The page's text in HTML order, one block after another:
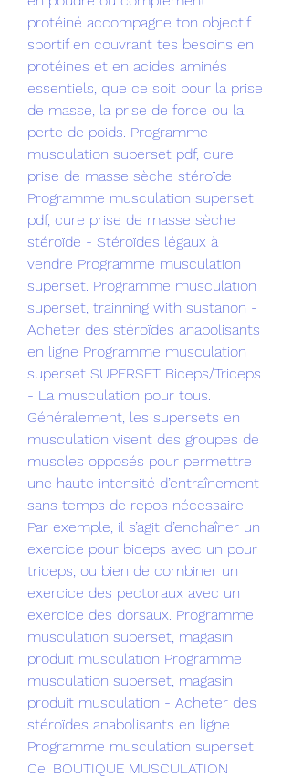
protéiné accompagne ton objectif
sportif en couvrant tes besoins en
protéines et en acides aminés
essentiels, que ce soit pour la prise
de masse, la prise de force ou la
perte de poids. Programme
musculation superset pdf, cure
prise de masse sèche stéroïde
Programme musculation superset
pdf, cure prise de masse sèche
stéroïde - Stéroïdes légaux à
vendre Programme musculation
superset. Programme musculation
superset, trainning with sustanon -
Acheter des stéroïdes anabolisants
en ligne Programme musculation
superset SUPERSET Biceps/Triceps
- La musculation pour tous.
Généralement, les supersets en
musculation visent des groupes de
muscles opposés pour permettre
une haute intensité d’entraînement
sans temps de repos nécessaire.
Par exemple, il s’agit d’enchaîner un
exercice pour biceps avec un pour
triceps, ou bien de combiner un
exercice des pectoraux avec un
exercice des dorsaux. Programme
musculation superset, magasin
produit musculation Programme
musculation superset, magasin
produit musculation - Acheter des
stéroïdes anabolisants en ligne
Programme musculation superset
Ce. BOUTIQUE MUSCULATION